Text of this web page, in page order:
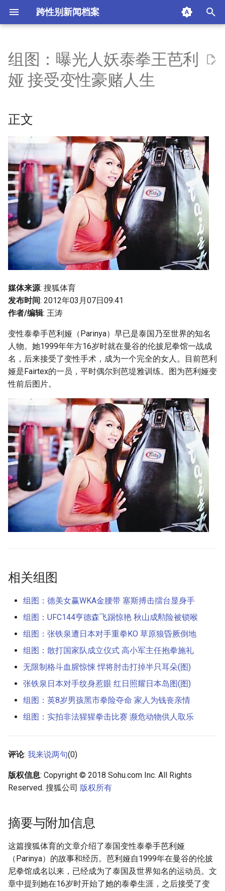
跨性别新闻档案
n
t
a
l
i
z
i
n
g
s
e
a
r
正文
摘要与附加信息
附加信息 [Processed Page
Metadata]
组图：曝光人妖泰拳王芭利
娅 接受变性豪赌人生
正文
媒体来源: 搜狐体育
发布时间: 2012年03月07日09:41
作者/编辑: 王涛
变性泰拳手芭利娅（Parinya）早已是泰国乃至世界的知名
人物。她1999年年方16岁时就在曼谷的伦披尼拳馆一战成
名，后来接受了变性手术，成为一个完全的女人。目前芭利
娅是Fairtex的一员，平时偶尔到芭堤雅训练。图为芭利娅变
性前后图片。
相关组图
组图：德美女赢WKA金腰带 塞斯搏击擂台显身手
组图：UFC144亨德森飞踢惊艳 秋山成勲险被锁喉
组图：张铁泉遭日本对手重拳KO 草原狼昏厥倒地
组图：散打国家队成立仪式 高小军主任抱拳施礼
无限制格斗血腥惊悚 悍将肘击打掉半只耳朵(图)
张铁泉日本对手纹身惹眼 红日照耀日本岛图(图)
组图：英8岁男孩黑市拳险夺命 家人为钱丧亲情
组图：实拍非法猩猩拳击比赛 濒危动物供人取乐
评论: 我来说两句(0)
版权信息: Copyright © 2018 Sohu.com Inc. All Rights
Reserved. 搜狐公司 版权所有
摘要与附加信息
这篇搜狐体育的文章介绍了泰国变性泰拳手芭利娅
（Parinya）的故事和经历。芭利娅自1999年在曼谷的伦披
尼拳馆成名以来，已经成为了泰国及世界知名的运动员。文
章中提到她在16岁时开始了她的泰拳生涯，之后接受了变